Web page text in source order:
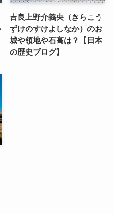
吉良上野介義央（きらこう
ずけのすけよしなか）のお
城や領地や石高は？【日本
の歴史ブログ】